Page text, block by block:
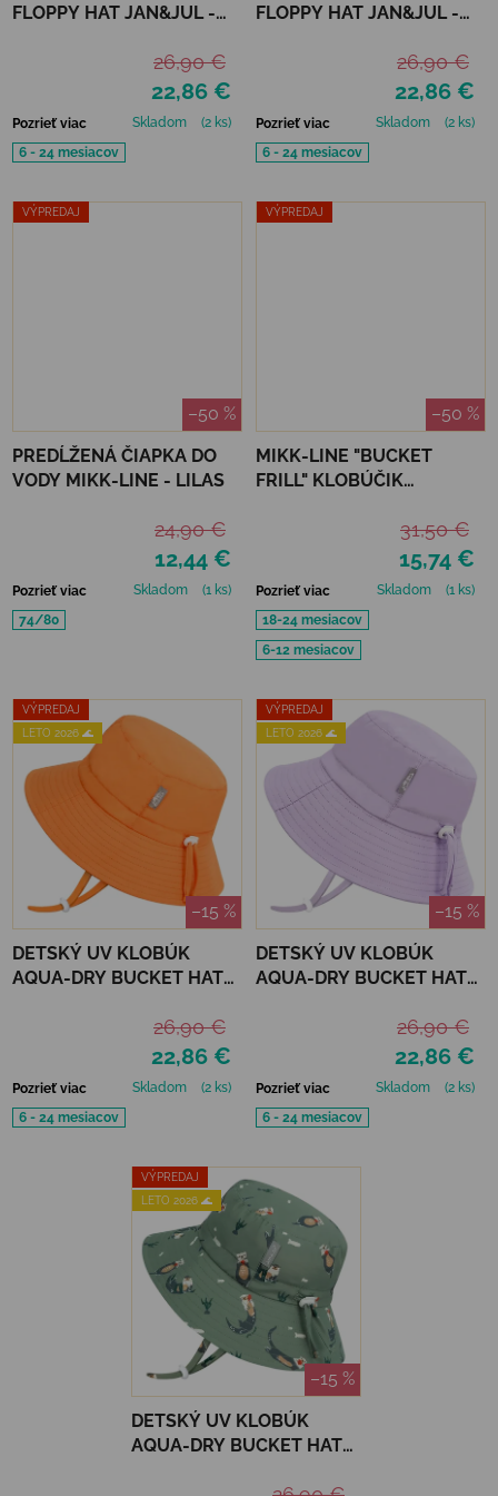
FLOPPY HAT JAN&JUL -
22,86 €
26,90 €
Pozrieť viac Skladom
(2 ks)
6 - 24 mesiacov
FLOPPY HAT JAN&JUL -
22,86 €
26,90 €
Pozrieť viac Skladom
(2 ks)
6 - 24 mesiacov
VÝPREDAJ
–50 %
PREDĹŽENÁ ČIAPKA DO
VODY MIKK-LINE - LILAS
12,44 €
24,90 €
Pozrieť viac Skladom
(1 ks)
74/80
VÝPREDAJ
–50 %
MIKK-LINE "BUCKET
FRILL" KLOBÚČIK
15,74 €
31,50 €
Pozrieť viac Skladom
(1 ks)
18-24 mesiacov
6-12 mesiacov
VÝPREDAJ
LETO 2026 🌊
–15 %
DETSKÝ UV KLOBÚK
AQUA-DRY BUCKET HAT
22,86 €
26,90 €
Pozrieť viac Skladom
(2 ks)
6 - 24 mesiacov
VÝPREDAJ
LETO 2026 🌊
–15 %
DETSKÝ UV KLOBÚK
AQUA-DRY BUCKET HAT
22,86 €
26,90 €
Pozrieť viac Skladom
(2 ks)
6 - 24 mesiacov
VÝPREDAJ
LETO 2026 🌊
–15 %
DETSKÝ UV KLOBÚK
AQUA-DRY BUCKET HAT